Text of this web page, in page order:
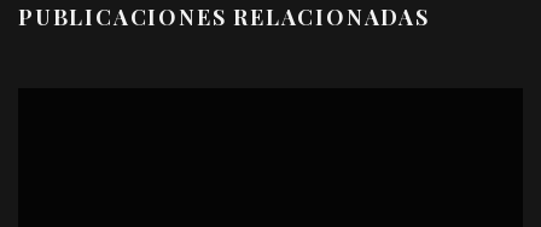
PUBLICACIONES RELACIONADAS